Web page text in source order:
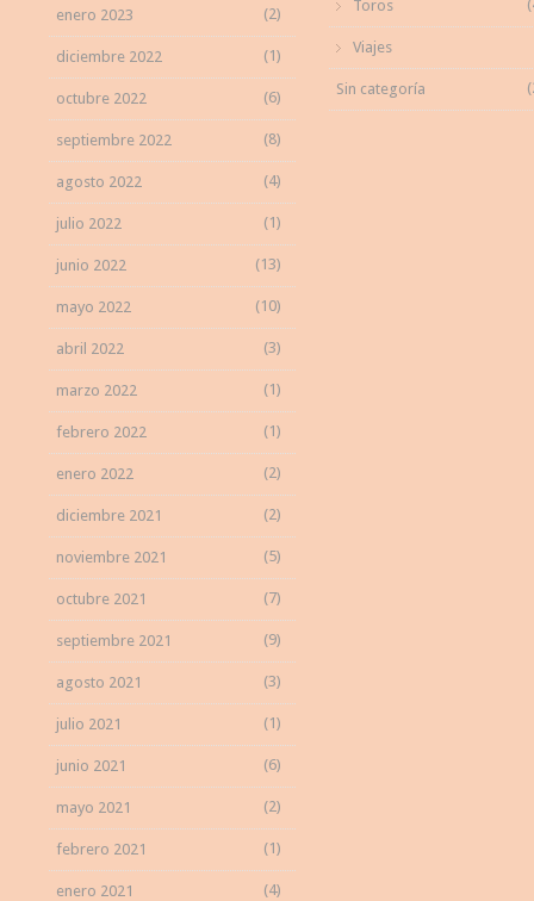
enero 2023 (2)
diciembre 2022 (1)
octubre 2022 (6)
septiembre 2022 (8)
agosto 2022 (4)
julio 2022 (1)
junio 2022 (13)
mayo 2022 (10)
abril 2022 (3)
marzo 2022 (1)
febrero 2022 (1)
enero 2022 (2)
diciembre 2021 (2)
noviembre 2021 (5)
octubre 2021 (7)
septiembre 2021 (9)
agosto 2021 (3)
julio 2021 (1)
junio 2021 (6)
mayo 2021 (2)
febrero 2021 (1)
enero 2021 (4)
Toros
Viajes
Sin categoría